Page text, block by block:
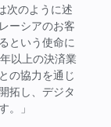
次のように述
ーシアのお客
という使命に
以上の決済業
との協力を通じ
拓し、デジタ
。」